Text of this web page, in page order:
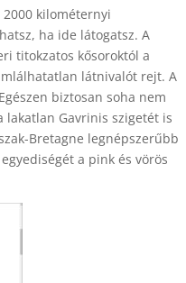
kilométernyi
ha ide látogatsz. A
titokzatos kősoroktól a
látnivalót rejt. A
biztosan soha nem
lakatlan Gavrinis szigetét is
Bretagne legnépszerűbb
a pink és vörös